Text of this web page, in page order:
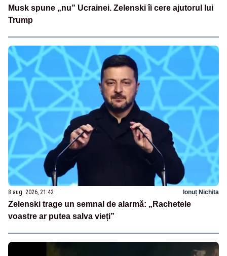
Musk spune „nu” Ucrainei. Zelenski îi cere ajutorul lui
Trump
8 aug. 2026, 21:42 Ionuț Nichita
Zelenski trage un semnal de alarmă: „Rachetele
voastre ar putea salva vieți”